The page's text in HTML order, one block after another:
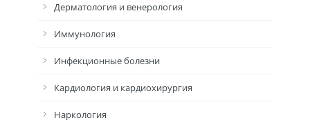
Дерматология и венерология
Иммунология
Инфекционные болезни
Кардиология и кардиохирургия
Наркология